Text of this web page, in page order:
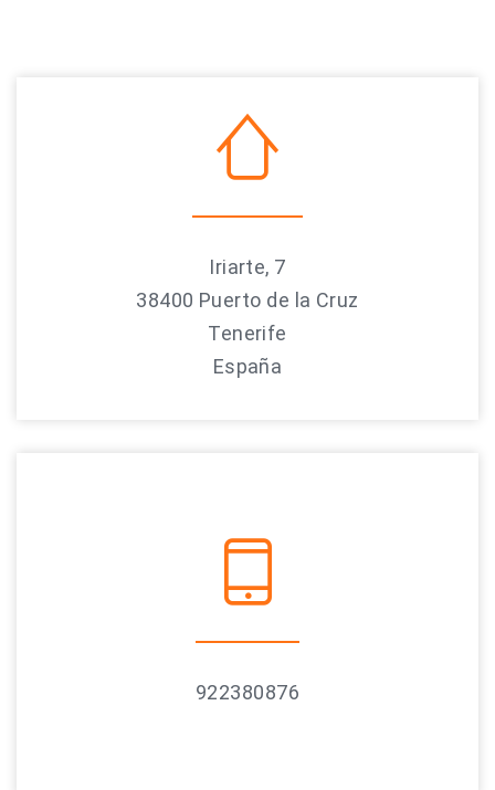
Iriarte, 7
38400 Puerto de la Cruz
Tenerife
España
922380876